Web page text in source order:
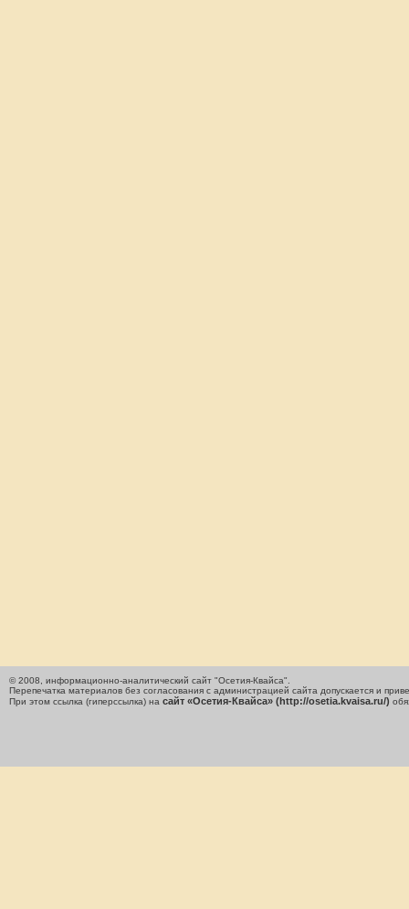
© 2008, информационно-аналитический сайт "Осетия-Квайса".
Перепечатка материалов без согласования с администрацией сайта допускается и
При этом ссылка (гиперссылка) на сайт «Осетия-Квайса» (http://osetia.kvaisa.ru/)